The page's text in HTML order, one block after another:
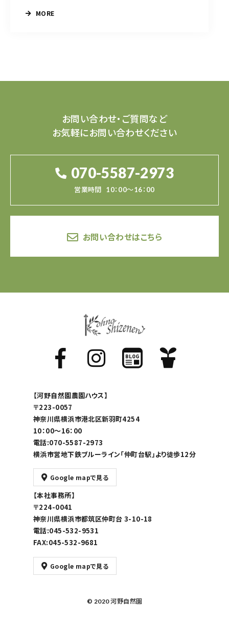
MORE
お問い合わせ・ご質問など
お気軽にお問い合わせください
070-5587-2973
営業時間 10：00～16：00
お問い合わせはこちら
【河野自然園農園ハウス】
〒223-0057
神奈川県横浜市港北区新羽町4254
10：00～16：00
電話:070-5587-2973
横浜市営地下鉄ブルーライン「仲町台駅」より徒歩12分
Google mapで見る
【本社事務所】
〒224-0041
神奈川県横浜市都筑区仲町台 3-10-18
電話:045-532-9531
FAX:045-532-9681
Google mapで見る
© 2020 河野自然園